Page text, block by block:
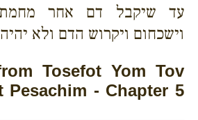
עד שיקבל דם אחר
וישכחום ויקרוש הדם ולא
Tosefot Yom Tov
Pesachim - Chapter 5